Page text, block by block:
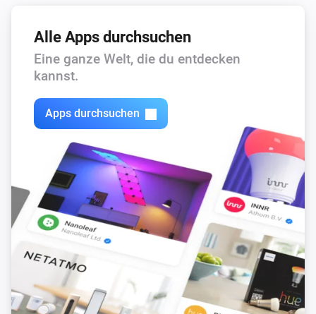
Alle Apps durchsuchen
Eine ganze Welt, die du entdecken
kannst.
Apps durchsuchen